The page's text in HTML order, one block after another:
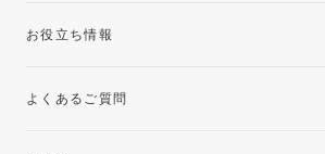
お役立ち情報
よくあるご質問